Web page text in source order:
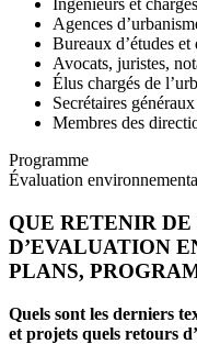
Ingénieurs et
Agences
Bureaux d’études
Avocats, juristes,
Élus chargés de
Secrétaires
Membres des
Programme
Évaluation
QUE RETENIR
D’EVALUATION
PLANS,
Quels sont les derniers
et projets quels retours